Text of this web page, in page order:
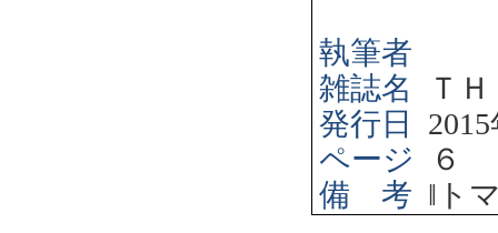
執筆者
雑誌名
Ｔ
発行日
2015
ページ
６
備 考 ‖ ト